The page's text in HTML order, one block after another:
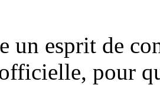
un esprit de
pour